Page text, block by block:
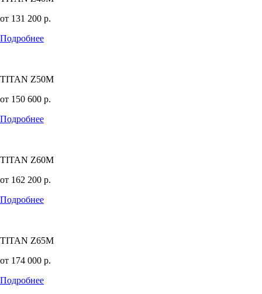
от 131 200 р.
Подробнее
TITAN Z50M
от 150 600 р.
Подробнее
TITAN Z60M
от 162 200 р.
Подробнее
TITAN Z65M
от 174 000 р.
Подробнее